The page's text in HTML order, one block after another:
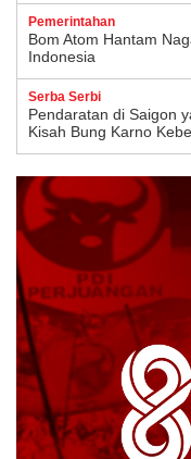
Pemerintahan
Bom Atom Hantam
Indonesia
Serba Serbi
Pendaratan di Saigon
Kisah Bung Karno